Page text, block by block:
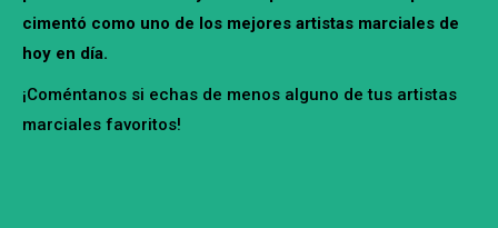
cimentó como uno de los mejores artistas marciales de
hoy en día.
¡Coméntanos si echas de menos alguno de tus artistas
marciales favoritos!